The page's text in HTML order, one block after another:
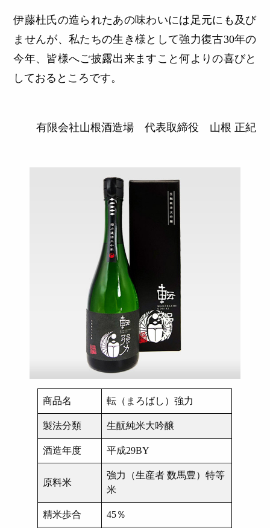
伊藤杜氏の造られたあの味わいには足元にも及び
ませんが、私たちの生き様として強力復古30年の
今年、皆様へご披露出来ますこと何よりの喜びと
しておるところです。
有限会社山根酒造場 代表取締役 山根 正紀
商品名 転（まろばし）強力
製法分類 生酛純米大吟醸
酒造年度 平成29BY
原料米
強力（生産者 数馬豊）特等
米
精米歩合 45％